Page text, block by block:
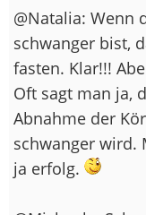
@Natalia: Wenn
schwanger bist,
fasten. Klar!!!
Oft sagt man ja,
Abnahme der
schwanger wird.
ja erfolg.